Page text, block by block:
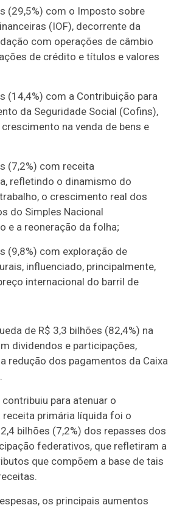
(29,5%) com o Imposto sobre
(IOF), decorrente da
com operações de câmbio
de crédito e títulos e valores
(14,4%) com a Contribuição para
da Seguridade Social (Cofins),
na venda de bens e
(7,2%) com receita
refletindo o dinamismo do
o crescimento real dos
do Simples Nacional
e a reoneração da folha;
(9,8%) com exploração de
influenciado, principalmente,
internacional do barril de
de R$ 3,3 bilhões (82,4%) na
dividendos e participações,
redução dos pagamentos da Caixa
para atenuar o
primária líquida foi o
bilhões (7,2%) dos repasses dos
federativos, que refletiram a
que compõem a base de tais
os principais aumentos